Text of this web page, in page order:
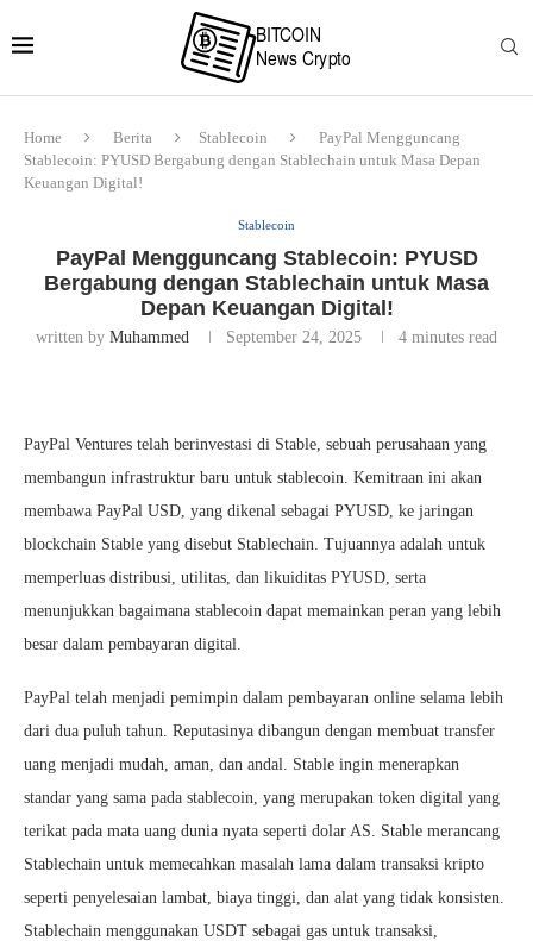
Home Berita Stablecoin
PayPal Mengguncang
Stablecoin: PYUSD Bergabung dengan Stablechain untuk Masa Depan
Keuangan Digital!
Stablecoin
PayPal Mengguncang Stablecoin: PYUSD
Bergabung dengan Stablechain untuk Masa
Depan Keuangan Digital!
written by Muhammed September 24, 2025 4 minutes read
PayPal Ventures telah berinvestasi di Stable, sebuah perusahaan yang
membangun infrastruktur baru untuk stablecoin. Kemitraan ini akan
membawa PayPal USD, yang dikenal sebagai PYUSD, ke jaringan
blockchain Stable yang disebut Stablechain. Tujuannya adalah untuk
memperluas distribusi, utilitas, dan likuiditas PYUSD, serta
menunjukkan bagaimana stablecoin dapat memainkan peran yang lebih
besar dalam pembayaran digital.
PayPal telah menjadi pemimpin dalam pembayaran online selama lebih
dari dua puluh tahun. Reputasinya dibangun dengan membuat transfer
uang menjadi mudah, aman, dan andal. Stable ingin menerapkan
standar yang sama pada stablecoin, yang merupakan token digital yang
terikat pada mata uang dunia nyata seperti dolar AS. Stable merancang
Stablechain untuk memecahkan masalah lama dalam transaksi kripto
seperti penyelesaian lambat, biaya tinggi, dan alat yang tidak konsisten.
Stablechain menggunakan USDT sebagai gas untuk transaksi,